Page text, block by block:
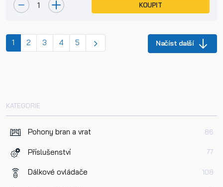
KATEGORIE
Pohony bran a vrat 86
Příslušenství 77
Dálkové ovládače 108
KOUPIT
1 (current)
2 3 4 5 Načíst další